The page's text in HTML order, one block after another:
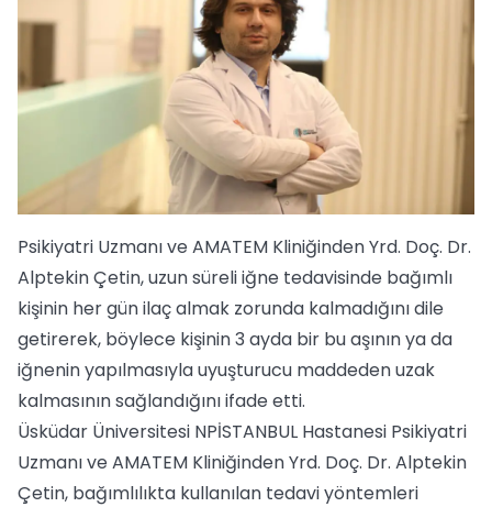
Psikiyatri Uzmanı ve AMATEM Kliniğinden Yrd. Doç. Dr.
Alptekin Çetin, uzun süreli iğne tedavisinde bağımlı
kişinin her gün ilaç almak zorunda kalmadığını dile
getirerek, böylece kişinin 3 ayda bir bu aşının ya da
iğnenin yapılmasıyla uyuşturucu maddeden uzak
kalmasının sağlandığını ifade etti.
Üsküdar Üniversitesi NPİSTANBUL Hastanesi Psikiyatri
Uzmanı ve AMATEM Kliniğinden Yrd. Doç. Dr. Alptekin
Çetin, bağımlılıkta kullanılan tedavi yöntemleri